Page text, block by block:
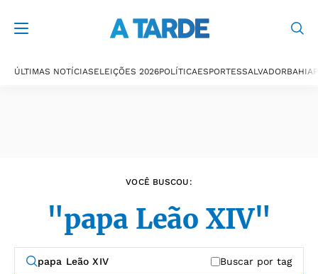
ÚLTIMAS NOTÍCIASELEIÇÕES 2026POLÍTICAESPORTESSALVADORBAHIA
VOCÊ BUSCOU:
"papa Leão XIV"
Buscar por tag